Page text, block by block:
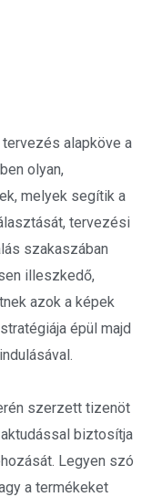
alapköve a
olyan,
melyek segítik a
tervezési
szakaszában
illeszkedő,
azok a képek
épül majd
szerzett tizenöt
biztosítja
Legyen szó
a termékeket